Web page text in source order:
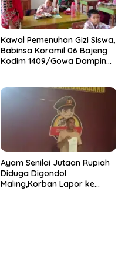
Kawal Pemenuhan Gizi Siswa,
Babinsa Koramil 06 Bajeng
Kodim 1409/Gowa Dampingi
Ayam Senilai Jutaan Rupiah
Diduga Digondol
Maling,Korban Lapor ke